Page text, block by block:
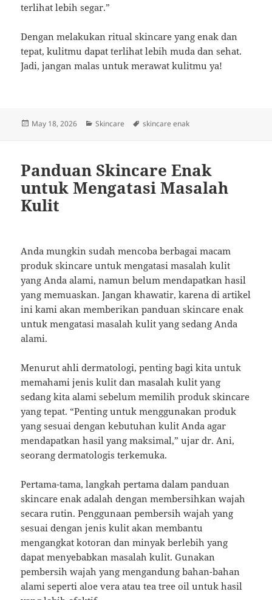
terlihat lebih segar.”
Dengan melakukan ritual skincare yang enak dan
tepat, kulitmu dapat terlihat lebih muda dan sehat.
Jadi, jangan malas untuk merawat kulitmu ya!
Posted
May 18, 2026 Categories
Skincare Tags
skincare enak
Panduan Skincare Enak
untuk Mengatasi Masalah
Kulit
Anda mungkin sudah mencoba berbagai macam
produk skincare untuk mengatasi masalah kulit
yang Anda alami, namun belum mendapatkan hasil
yang memuaskan. Jangan khawatir, karena di artikel
ini kami akan memberikan panduan skincare enak
untuk mengatasi masalah kulit yang sedang Anda
alami.
Menurut ahli dermatologi, penting bagi kita untuk
memahami jenis kulit dan masalah kulit yang
sedang kita alami sebelum memilih produk skincare
yang tepat. “Penting untuk menggunakan produk
yang sesuai dengan kebutuhan kulit Anda agar
mendapatkan hasil yang maksimal,” ujar dr. Ani,
seorang dermatologis terkemuka.
Pertama-tama, langkah pertama dalam panduan
skincare enak adalah dengan membersihkan wajah
secara rutin. Penggunaan pembersih wajah yang
sesuai dengan jenis kulit akan membantu
mengangkat kotoran dan minyak berlebih yang
dapat menyebabkan masalah kulit. Gunakan
pembersih wajah yang mengandung bahan-bahan
alami seperti aloe vera atau tea tree oil untuk hasil